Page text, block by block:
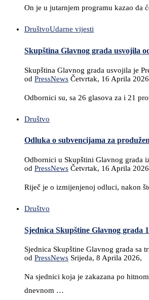
On je u jutarnjem programu kazao da
DruštvoUdarne vijesti
Skupština Glavnog grada usvojila
Skupština Glavnog grada usvojila je
od PressNews Četvrtak, 16 Aprila
Odbornici su, sa 26 glasova za i 21
Društvo
Odluka o subvencijama za
Odbornici u Skupštini Glavnog grada
od PressNews Četvrtak, 16 Aprila
Riječ je o izmijenjenoj odluci, nakon
Društvo
Sjednica Skupštine Glavnog grada
Sjednica Skupštine Glavnog grada sa
od PressNews Srijeda, 8 Aprila 2026,
Na sjednici koja je zakazana po
dnevnom …